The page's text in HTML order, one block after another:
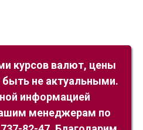
курсов валют, цены
быть не актуальными.
информацией
менеджерам по